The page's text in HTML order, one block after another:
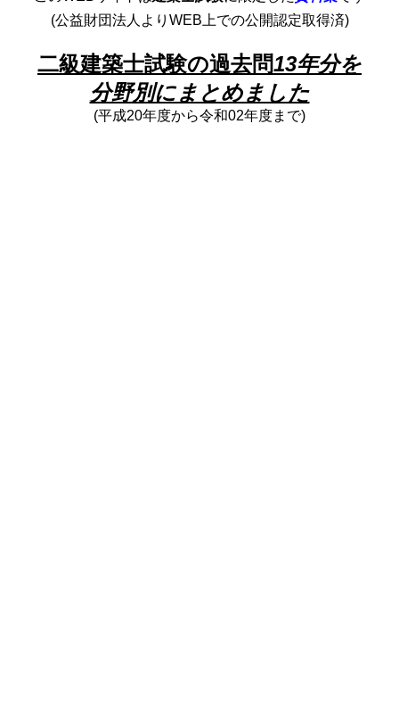
(公益財団法人よりWEB上での公開認定取得済)
二級建築士試験の過去問13年分を
分野別にまとめました
(平成20年度から令和02年度まで)